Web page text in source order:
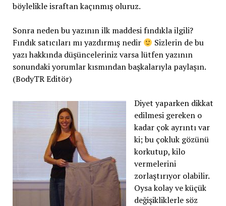
böylelikle israftan kaçınmış oluruz.
Sonra neden bu yazının ilk maddesi fındıkla ilgili?
Fındık satıcıları mı yazdırmış nedir
Sizlerin de bu
yazı hakkında düşünceleriniz varsa lütfen yazının
sonundaki yorumlar kısmından başkalarıyla paylaşın.
(BodyTR Editör)
Diyet yaparken dikkat
edilmesi gereken o
kadar çok ayrıntı var
ki; bu çokluk gözünü
korkutup, kilo
vermelerini
zorlaştırıyor olabilir.
Oysa kolay ve küçük
değişikliklerle söz